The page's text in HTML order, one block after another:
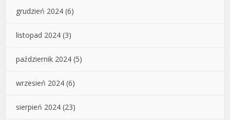
grudzień 2024 (6)
listopad 2024 (3)
październik 2024 (5)
wrzesień 2024 (6)
sierpień 2024 (23)